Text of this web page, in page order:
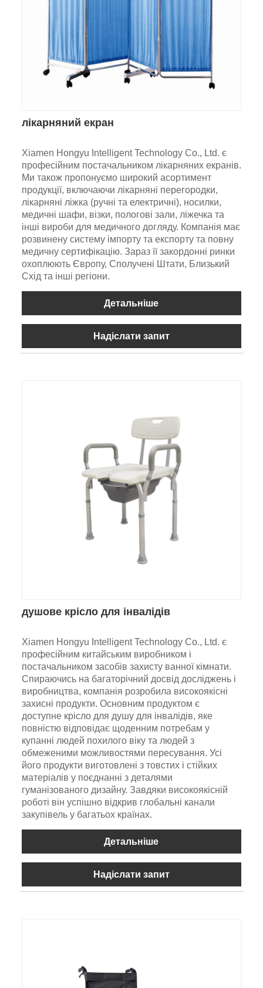
лікарняний екран
Xiamen Hongyu Intelligent Technology Co., Ltd. є
професійним постачальником лікарняних екранів.
Ми також пропонуємо широкий асортимент
продукції, включаючи лікарняні перегородки,
лікарняні ліжка (ручні та електричні), носилки,
медичні шафи, візки, пологові зали, ліжечка та
інші вироби для медичного догляду. Компанія має
розвинену систему імпорту та експорту та повну
медичну сертифікацію. Зараз її закордонні ринки
охоплюють Європу, Сполучені Штати, Близький
Схід та інші регіони.
Детальніше
Надіслати запит
душове крісло для інвалідів
Xiamen Hongyu Intelligent Technology Co., Ltd. є
професійним китайським виробником і
постачальником засобів захисту ванної кімнати.
Спираючись на багаторічний досвід досліджень і
виробництва, компанія розробила високоякісні
захисні продукти. Основним продуктом є
доступне крісло для душу для інвалідів, яке
повністю відповідає щоденним потребам у
купанні людей похилого віку та людей з
обмеженими можливостями пересування. Усі
його продукти виготовлені з товстих і стійких
матеріалів у поєднанні з деталями
гуманізованого дизайну. Завдяки високоякісній
роботі він успішно відкрив глобальні канали
закупівель у багатьох країнах.
Детальніше
Надіслати запит